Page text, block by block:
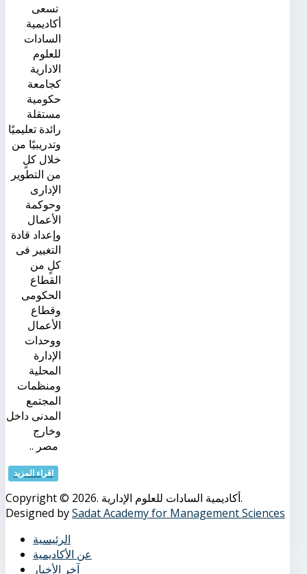
تسعى
أكاديمية
السادات
للعلوم
الادارية
كجامعة
حكومية
مستقلة
رائدة تعليميًا
وتدريبيًا من
خلال كلٍ
من التطوير
الإدارى
وحوكمة
الأعمال
وإعداد قادة
التغيير فى
كلٍ من
القطاع
الحكومى
وقطاع
الأعمال
ووحدات
الإدارة
المحلية
ومنظمات
المجتمع
المدنى داخل
وخارج
مصر ..
اقراء المزيد
Copyright © 2026. أكاديمية السادات للعلوم الإدارية.
Designed bySadat Academy for Management Sciences
الرئيسية
عن الأكاديمية
آخر الأخبار